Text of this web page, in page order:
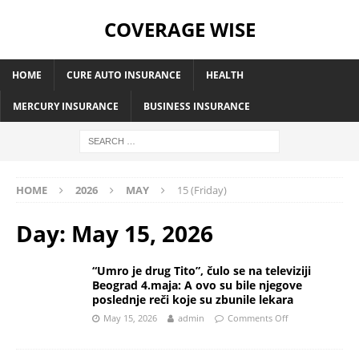
COVERAGE WISE
HOME CURE AUTO INSURANCE HEALTH
MERCURY INSURANCE BUSINESS INSURANCE
HOME 2026 MAY 15 (Friday)
Day: May 15, 2026
“Umro je drug Tito”, čulo se na televiziji
Beograd 4.maja: A ovo su bile njegove
poslednje reči koje su zbunile lekara
May 15, 2026 admin Comments Off